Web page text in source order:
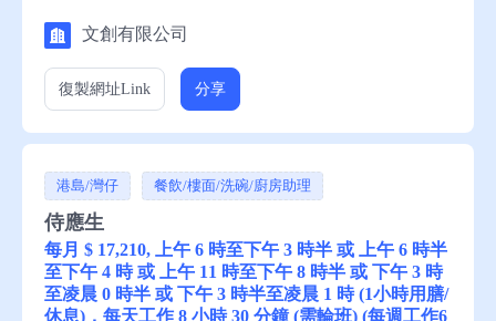
嘜頭；包裝及運送布草及衣服。 資歷：小六程度，1
知：求職者請聯絡就業中心職員，或電話就業服務熱
文創有限公司
復製網址Link 分享
港島/灣仔 餐飲/樓面/洗碗/廚房助理
侍應生
每月 $ 17,210, 上午 6 時至下午 3 時半 或 上午 6 時半
至下午 4 時 或 上午 11 時至下午 8 時半 或 下午 3 時
至凌晨 0 時半 或 下午 3 時半至凌晨 1 時 (1小時用膳/
休息)，每天工作 8 小時 30 分鐘 (需輪班) (每週工作6